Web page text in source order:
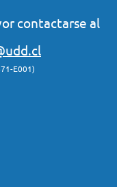
contactarse al
E001)